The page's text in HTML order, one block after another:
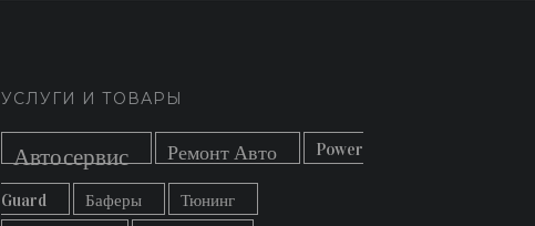
УСЛУГИ И ТОВАРЫ
Автосервис Ремонт Авто Power
Guard Баферы
Тюнинг